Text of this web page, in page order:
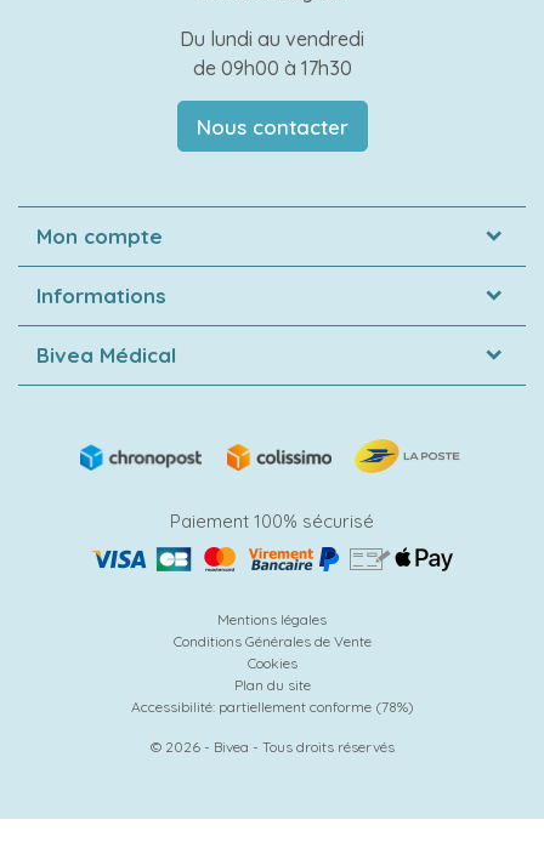
Du lundi au vendredi
de 09h00 à 17h30
Nous contacter
Mon compte
Informations
Bivea Médical
Paiement 100% sécurisé
Mentions légales
Conditions Générales de Vente
Cookies
Plan du site
Accessibilité: partiellement conforme (78%)
© 2026 - Bivea - Tous droits réservés